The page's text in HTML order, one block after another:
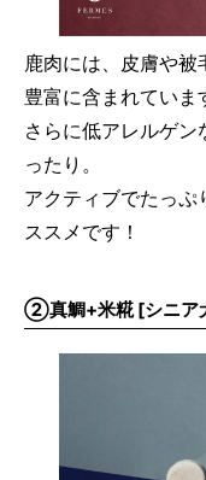
鹿肉には、皮膚や
豊富に含まれていま
さらに低アレルゲ
ったり。
アクティブでたっぷ
ススメです！
②真鯛+米糀 [シニア